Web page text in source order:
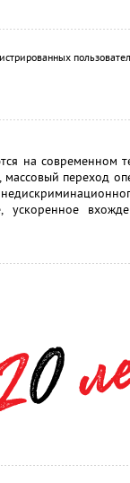
на современном
переход
ускоренное